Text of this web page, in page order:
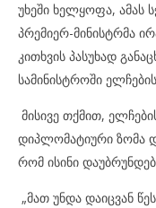
უხეში ხელყოფა, ამას
პრემიერ-მინისტრმა
კითხვის პასუხად
სამინისტროში
მისივე თქმით,
დიპლომატიური ზომა
რომ ისინი
„მათ უნდა დაიცვან